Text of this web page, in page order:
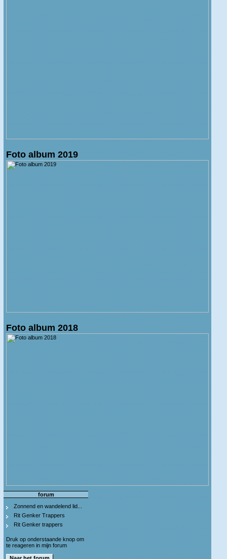
Foto album 2019
Foto album 2018
forum
Zonnend en wandelend lid...
Rit Genker Trappers
Rit Genker trappers
Druk op onderstaande knop om
te reageren in mijn forum